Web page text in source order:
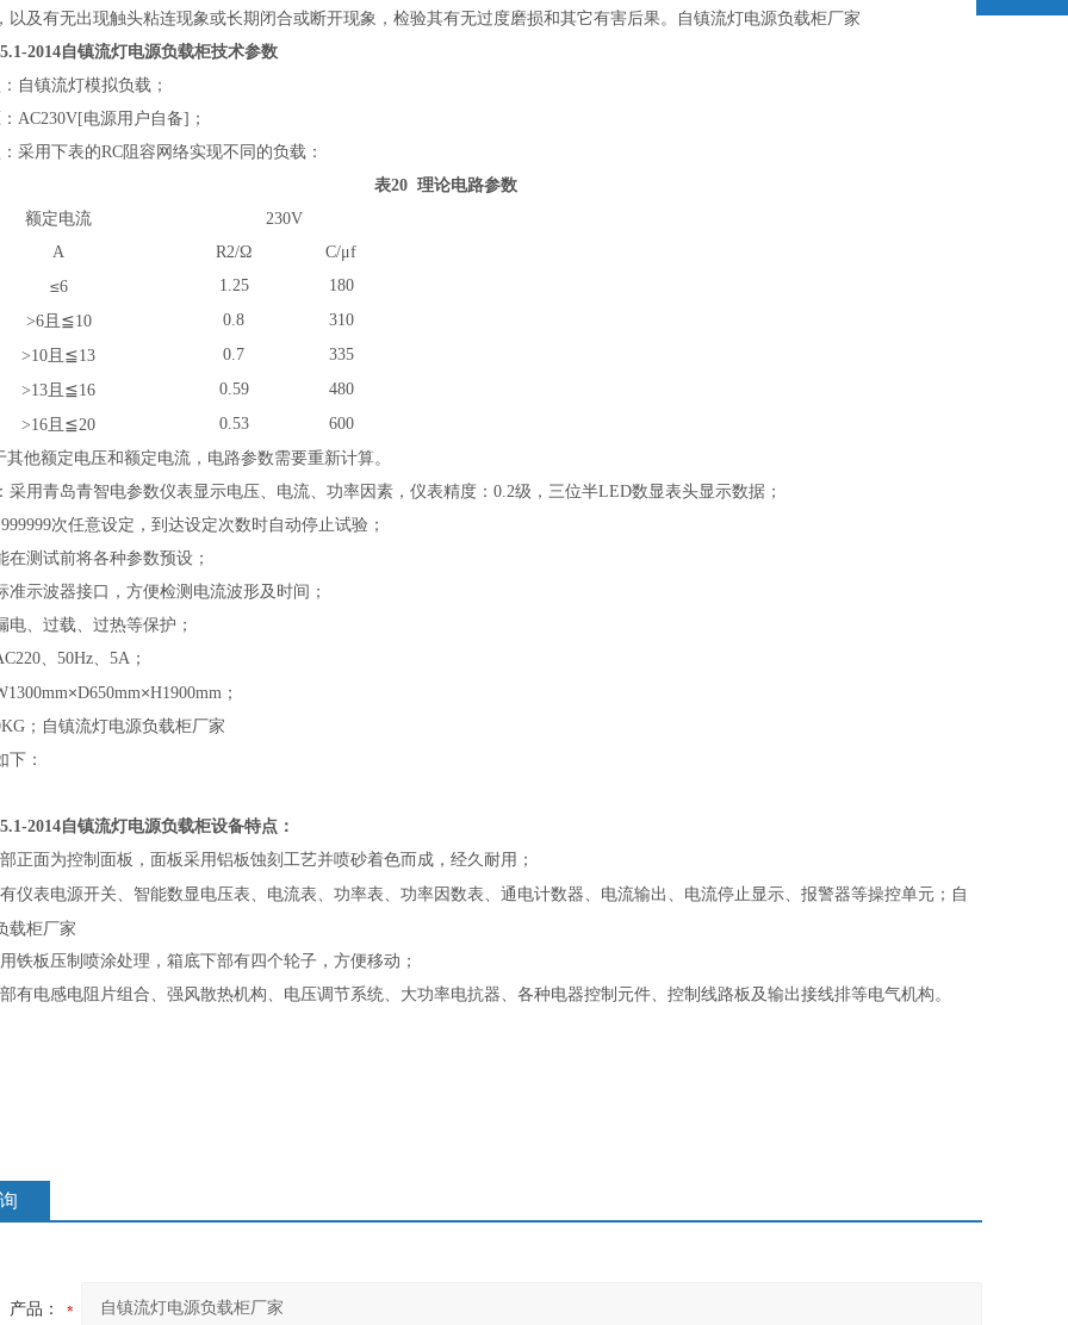
以及有无出现触头粘连现象或长期闭合或断开现象，检验其有无过度磨损和其它有害后果。
自镇流灯电源负载柜厂家
2014自镇流灯电源负载柜技术参数
自镇流灯模拟负载；
AC230V[电源用户自备] ；
采用下表的RC阻容网络实现不同的负载：
表20 理论电路参数
额定电流
A
230V
R2/Ω C/μf
≤6 1.25
180
>6且 ≦10 0.8
310
>10且 ≦13 0.7
335
>13且 ≦16 0.59
480
>16且 ≦20 0.53
600
其他额定电压和额定电流，电路参数需要重新计算。
采用青岛青智电参数仪表显示电压、电流、功率因素，仪表精度：0.2级，三位半LED数显表头显示数据；
999999次任意设定，到达设定次数时自动停止试验；
在测试前将各种参数预设；
准示波器接口，方便检测电流波形及时间；
电、过载、过热等保护；
、 50Hz、 5A；
×D650mm×H1900mm；
； 自镇流灯电源负载柜厂家
下：
2014自镇流灯电源负载柜设备特点：
面为控制面板，面板采用铝板蚀刻工艺并喷砂着色而成，经久耐用；
表电源开关、智能数显电压表、电流表、功率表、功率因数表、通电计数器、电流输出、电流停止显示、报警器等操控单元； 自
载柜厂家
板压制喷涂处理，箱底下部有四个轮子，方便移动；
电感电阻片组合、强风散热机构、电压调节系统、大功率电抗器、各种电器控制元件、控制线路板及输出接线排等电气机构。
产品：